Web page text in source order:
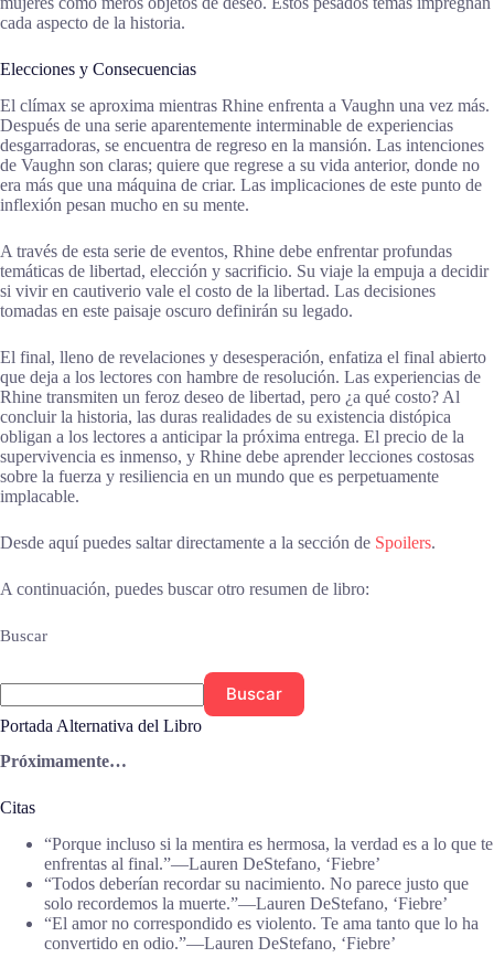
cada aspecto de la historia.
Elecciones y Consecuencias
El clímax se aproxima mientras Rhine enfrenta a Vaughn una vez más.
Después de una serie aparentemente interminable de experiencias
desgarradoras, se encuentra de regreso en la mansión. Las intenciones
de Vaughn son claras; quiere que regrese a su vida anterior, donde no
era más que una máquina de criar. Las implicaciones de este punto de
inflexión pesan mucho en su mente.
A través de esta serie de eventos, Rhine debe enfrentar profundas
temáticas de libertad, elección y sacrificio. Su viaje la empuja a decidir
si vivir en cautiverio vale el costo de la libertad. Las decisiones
tomadas en este paisaje oscuro definirán su legado.
El final, lleno de revelaciones y desesperación, enfatiza el final abierto
que deja a los lectores con hambre de resolución. Las experiencias de
Rhine transmiten un feroz deseo de libertad, pero ¿a qué costo? Al
concluir la historia, las duras realidades de su existencia distópica
obligan a los lectores a anticipar la próxima entrega. El precio de la
supervivencia es inmenso, y Rhine debe aprender lecciones costosas
sobre la fuerza y resiliencia en un mundo que es perpetuamente
implacable.
Desde aquí puedes saltar directamente a la sección de Spoilers.
A continuación, puedes buscar otro resumen de libro:
Buscar
Buscar
Portada Alternativa del Libro
Próximamente…
Citas
“Porque incluso si la mentira es hermosa, la verdad es a lo que te
enfrentas al final.”―Lauren DeStefano, ‘Fiebre’
“Todos deberían recordar su nacimiento. No parece justo que
solo recordemos la muerte.”―Lauren DeStefano, ‘Fiebre’
“El amor no correspondido es violento. Te ama tanto que lo ha
convertido en odio.”―Lauren DeStefano, ‘Fiebre’